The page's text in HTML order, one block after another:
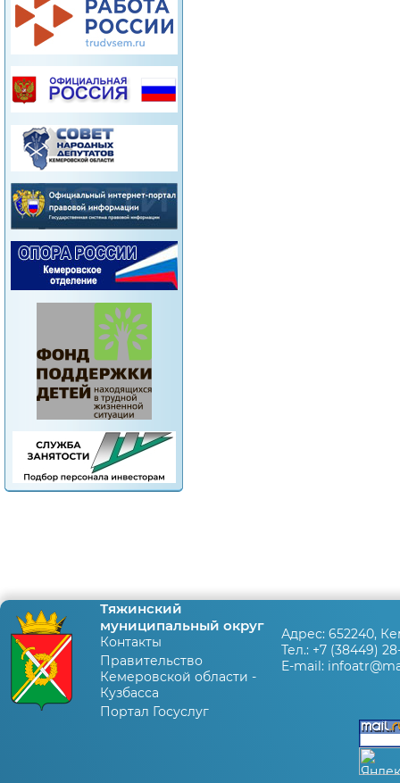
Тяжинский
муниципальный округ
Контакты
Правительство
Кемеровской области -
Кузбасса
Портал Госуслуг
Адрес: 652240,
Тел.: +7 (38449)
E-mail: